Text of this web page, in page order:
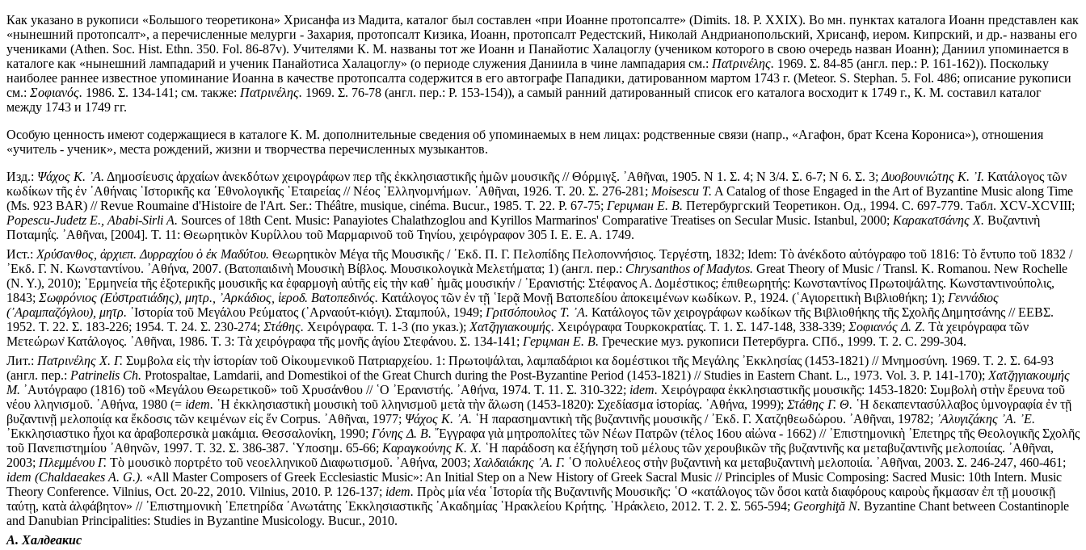
Как указано в рукописи «Большого теоретикона» Хрисанфа из Мадита, каталог был составлен «при Иоанне протопсалте» (Dimits. 18. P. XXIX). Во мн. пунктах каталога Иоанн представлен как
«нынешний протопсалт», а перечисленные мелурги - Захария, протопсалт Кизика, Иоанн, протопсалт Редестский, Николай Андрианопольский, Хрисанф, иером. Кипрский, и др.- названы его
учениками (Athen. Soc. Hist. Ethn. 350. Fol. 86-87v). Учителями К. М. названы тот же Иоанн и Панайотис Халацоглу (учеником которого в свою очередь назван Иоанн); Даниил упоминается в
каталоге как «нынешний лампадарий и ученик Панайотиса Халацоглу» (о периоде служения Даниила в чине лампадария см.: Πατρινέλης. 1969. Σ. 84-85 (англ. пер.: P. 161-162)). Поскольку
наиболее раннее известное упоминание Иоанна в качестве протопсалта содержится в его автографе Пападики, датированном мартом 1743 г. (Meteor. S. Stephan. 5. Fol. 486; описание рукописи
см.: Σοφιανός. 1986. Σ. 134-141; см. также: Πατρινέλης. 1969. Σ. 76-78 (англ. пер.: P. 153-154)), а самый ранний датированный список его каталога восходит к 1749 г., К. М. составил каталог
между 1743 и 1749 гг.
Особую ценность имеют содержащиеся в каталоге К. М. дополнительные сведения об упоминаемых в нем лицах: родственные связи (напр., «Агафон, брат Ксена Корониса»), отношения
«учитель - ученик», места рождений, жизни и творчества перечисленных музыкантов.
Изд.: Ψάχος Κ. ᾿Α. Δημοσίευσις ἀρχαίων ἀνεκδότων χειρογράφων περ τῆς ἐκκλησιαστικῆς ἡμῶν μουσικῆς // Θόρμιγξ. ᾿Αθῆναι, 1905. Ν 1. Σ. 4; Ν 3/4. Σ. 6-7; Ν 6. Σ. 3; Δυοβουνιώτης Κ. ᾿Ι. Κατάλογος τῶν
κωδίκων τῆς ἐν ᾿Αθήναις ῾Ιστορικῆς κα ᾿Εθνολογικῆς ῾Εταιρείας // Νέος ῾Ελληνομνήμων. ᾿Αθῆναι, 1926. Τ. 20. Σ. 276-281; Moisescu T. A Catalog of those Engaged in the Art of Byzantine Music along Time
(Ms. 923 BAR) // Revue Roumaine d'Histoire de l'Art. Ser.: Théâtre, musique, cinéma. Bucur., 1985. T. 22. P. 67-75; Герцман Е. В. Петербургский Теоретикон. Од., 1994. С. 697-779. Табл. XCV-XCVIII;
Popescu-Judetz E., Ababi-Sirli A. Sources of 18th Cent. Music: Panayiotes Chalathzoglou and Kyrillos Marmarinos' Comparative Treatises on Secular Music. Istanbul, 2000; Καρακατσάνης Χ. Βυζαντινὴ
Ποταμηΐς. ᾿Αθῆναι, [2004]. Τ. 11: Θεωρητικὸν Κυρίλλου τοῦ Μαρμαρινοῦ τοῦ Τηνίου, χειρόγραφον 305 Ι. Ε. Ε. Α. 1749.
Ист.: Χρύσανθος, ἀρχιεπ. Δυρραχίου ὁ ἐκ Μαδύτου. Θεωρητικὸν Μέγα τῆς Μουσικῆς / ᾿Εκδ. Π. Γ. Πελοπίδης Πελοποννήσιος. Τεργέστη, 1832; Idem: Τὸ ἀνέκδοτο αὐτόγραφο τοῦ 1816: Τὸ ἔντυπο τοῦ 1832 /
᾿Εκδ. Γ. Ν. Κωνσταντίνου. ᾿Αθήνα, 2007. (Βατοπαιδινὴ Μουσικὴ Βίβλος. Μουσικολογικὰ Μελετήματα; 1) (англ. пер.: Chrysanthos of Madytos. Great Theory of Music / Transl. K. Romanou. New Rochelle
(N. Y.), 2010); ῾Ερμηνεία τῆς ἐξοτερικῆς μουσικῆς κα ἐφαρμογὴ αὐτῆς εἰς τὴν καθ᾿ ἡμᾶς μουσικήν / ᾿Ερανιστής: Στέφανος Α. Δομέστικος; ἐπιθεωρητής: Κωνσταντίνος Πρωτοψάλτης. Κωνσταντινούπολις,
1843; Σωφρόνιος (Εὐστρατιάδης), μητρ., ᾿Αρκάδιος, ἱεροδ. Βατοπεδινός. Κατάλογος τῶν ἐν τῇ ῾Ιερᾷ Μονῇ Βατοπεδίου ἀποκειμένων κωδίκων. P., 1924. (῾Αγιορειτικὴ Βιβλιοθήκη; 1); Γεννάδιος
(᾿Αραμπαζόγλου), μητρ. ῾Ιστορία τοῦ Μεγάλου Ρεύματος (᾿Αρναούτ-κιόγι). Σταμπούλ, 1949; Γριτσόπουλος Τ. ᾿Α. Κατάλογος τῶν χειρογράφων κωδίκων τῆς Βιβλιοθήκης τῆς Σχολῆς Δημητσάνης // ΕΕΒΣ.
1952. Τ. 22. Σ. 183-226; 1954. Τ. 24. Σ. 230-274; Στάθης. Χειρόγραφα. Τ. 1-3 (по указ.); Χατζηγιακουμής. Χειρόγραφα Τουρκοκρατίας. Τ. 1. Σ. 147-148, 338-339; Σοφιανός Δ. Ζ. Τὰ χειρόγραφα τῶν
Μετεώρων̇ Κατάλογος. ᾿Αθῆναι, 1986. Τ. 3: Τὰ χειρόγραφα τῆς μονῆς ἁγίου Στεφάνου. Σ. 134-141; Герцман Е. В. Греческие муз. рукописи Петербурга. СПб., 1999. Т. 2. С. 299-304.
Лит.: Πατρινέλης Χ. Γ. Συμβολα εἰς τὴν ἱστορίαν τοῦ Οἰκουμενικοῦ Πατριαρχείου. 1: Πρωτοψάλται, λαμπαδάριοι κα δομέστικοι τῆς Μεγάλης ᾿Εκκλησίας (1453-1821) // Μνημοσύνη. 1969. Τ. 2. Σ. 64-93
(англ. пер.: Patrinelis Ch. Protospaltae, Lamdarii, and Domestikoi of the Great Church during the Post-Byzantine Period (1453-1821) // Studies in Eastern Chant. L., 1973. Vol. 3. P. 141-170); Χατζηγιακουμής
Μ. ᾿Αυτόγραφο (1816) τοῦ «Μεγάλου Θεωρετικοῦ» τοῦ Χρυσάνθου // ῾Ο ᾿Ερανιστής. ᾿Αθήνα, 1974. Τ. 11. Σ. 310-322; idem. Χειρόγραφα ἐκκλησιαστικῆς μουσικῆς: 1453-1820: Συμβολὴ στὴν ἔρευνα τοῦ
νέου λληνισμοῦ. ᾿Αθήνα, 1980 (= idem. ῾Η ἐκκλησιαστικὴ μουσικὴ τοῦ λληνισμοῦ μετὰ τὴν ἅλωση (1453-1820): Σχεδίασμα ἱστορίας. ᾿Αθήνα, 1999); Στάθης Γ. Θ. ῾Η δεκαπεντασύλλαβος ὑμνογραφία ἐν τῇ
βυζαντινῇ μελοποιίᾳ κα ἔκδοσις τῶν κειμένων εἰς ἕν Corpus. ᾿Αθῆναι, 1977; Ψάχος Κ. ᾿Α. ῾Η παρασημαντικὴ τῆς βυζαντινῆς μουσικῆς / ᾿Εκδ. Γ. Χατζηθεωδώρου. ᾿Αθῆναι, 19782; ᾿Αλυγιζάκης ᾿Α. ᾿Ε.
᾿Εκκλησιαστικο ἦχοι κα ἀραβοπερσικὰ μακάμια. Θεσσαλονίκη, 1990; Γόνης Δ. Β. ῎Εγγραφα γιὰ μητροπολίτες τῶν Νέων Πατρῶν (τέλος 16ου αἰώνα - 1662) // ᾿Επιστημονικὴ ᾿Επετηρς τῆς Θεολογικῆς Σχολῆς
τοῦ Πανεπιστημίου ᾿Αθηνῶν, 1997. Τ. 32. Σ. 386-387. ῾Υποσημ. 65-66; Καραγκούνης Κ. Χ. ῾Η παράδοση κα ἐξήγηση τοῦ μέλους τῶν χερουβικῶν τῆς βυζαντινῆς κα μεταβυζαντινῆς μελοποιίας. ᾿Αθῆναι,
2003; Πλεμμένου Γ. Τὸ μουσικὸ πορτρέτο τοῦ νεοελληνικοῦ Διαφωτισμοῦ. ᾿Αθήνα, 2003; Χαλδαιάκης ᾿Α. Γ. ῾Ο πολυέλεος στὴν βυζαντινὴ κα μεταβυζαντινὴ μελοποιία. ᾿Αθῆναι, 2003. Σ. 246-247, 460-461;
idem (Chaldaeakes A. G.). «All Master Composers of Greek Ecclesiastic Music»: An Initial Step on a New History of Greek Sacral Music // Principles of Music Composing: Sacred Music: 10th Intern. Music
Theory Conference. Vilnius, Oct. 20-22, 2010. Vilnius, 2010. P. 126-137; idem. Πρὸς μία νέα ῾Ιστορία τῆς Βυζαντινῆς Μουσικῆς: ῾Ο «κατάλογος τῶν ὅσοι κατὰ διαφόρους καιροὺς ἤκμασαν ἐπ τῇ μουσικῇ
ταύτῃ, κατὰ ἀλφάβητον» // ᾿Επιστημονικὴ ᾿Επετηρίδα ᾿Ανωτάτης ᾿Εκκλησιαστικῆς ᾿Ακαδημίας ῾Ηρακλείου Κρήτης. ῾Ηράκλειο, 2012. Τ. 2. Σ. 565-594; Georghiţă N. Byzantine Chant between Costantinople
and Danubian Principalities: Studies in Byzantine Musicology. Bucur., 2010.
А. Халдеакис